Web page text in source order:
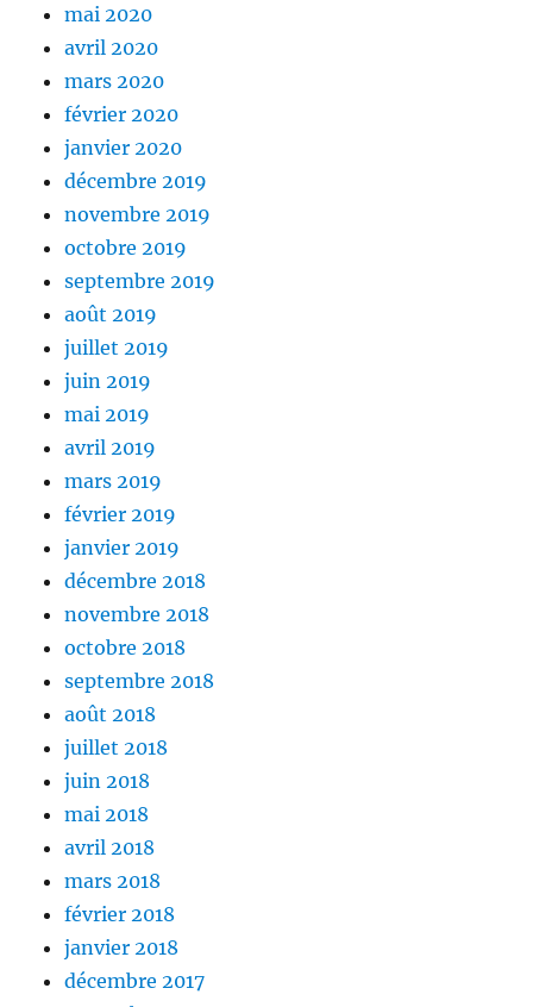
mai 2020
avril 2020
mars 2020
février 2020
janvier 2020
décembre 2019
novembre 2019
octobre 2019
septembre 2019
août 2019
juillet 2019
juin 2019
mai 2019
avril 2019
mars 2019
février 2019
janvier 2019
décembre 2018
novembre 2018
octobre 2018
septembre 2018
août 2018
juillet 2018
juin 2018
mai 2018
avril 2018
mars 2018
février 2018
janvier 2018
décembre 2017